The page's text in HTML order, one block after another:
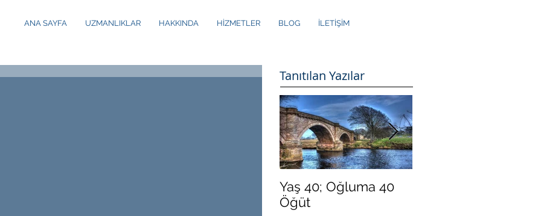
ANA SAYFA UZMANLIKLAR HAKKINDA HİZMETLER BLOG İLETİŞİM
Tanıtılan Yazılar
Yaş 40; Oğluma 40
Öğüt